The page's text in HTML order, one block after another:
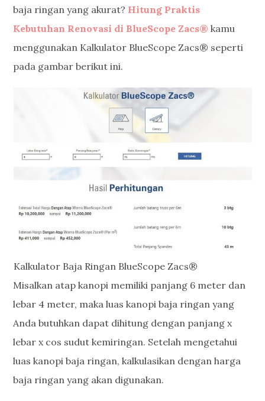
baja ringan yang akurat? Hitung Praktis
Kebutuhan Renovasi di BlueScope Zacs® kamu
menggunakan Kalkulator BlueScope Zacs® seperti
pada gambar berikut ini.
Kalkulator Baja Ringan BlueScope Zacs®
Misalkan atap kanopi memiliki panjang 6 meter dan
lebar 4 meter, maka luas kanopi baja ringan yang
Anda butuhkan dapat dihitung dengan panjang x
lebar x cos sudut kemiringan. Setelah mengetahui
luas kanopi baja ringan, kalkulasikan dengan harga
baja ringan yang akan digunakan.